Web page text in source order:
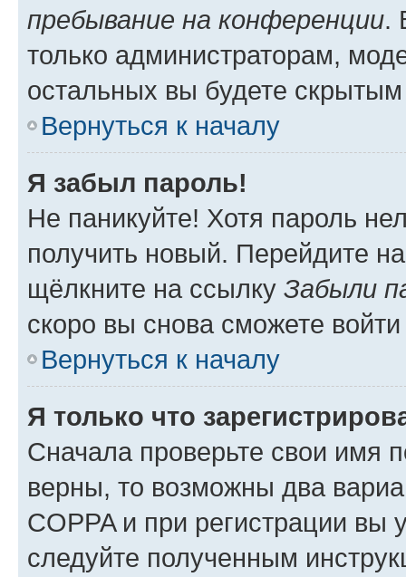
пребывание на конференции.
только администраторам,
остальных вы будете
Вернуться к началу
Я забыл пароль!
Не паникуйте! Хотя пароль
получить новый. Перейдите
щёлкните на ссылку Забыли
скоро вы снова сможете
Вернуться к началу
Я только что
Сначала проверьте свои имя
верны, то возможны два
COPPA и при регистрации вы
следуйте полученным